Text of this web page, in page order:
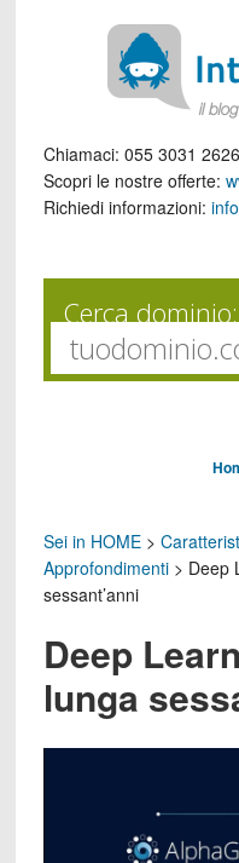
Chiamaci: 055 3031 2626
Scopri le nostre offerte:
Richiedi informazioni:
Cerca dominio:
Sei in HOME>
Approfondimenti> Deep
sessant’anni
Deep
lunga